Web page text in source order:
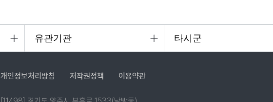
개인정보처리방침 저작권정책 이용약관